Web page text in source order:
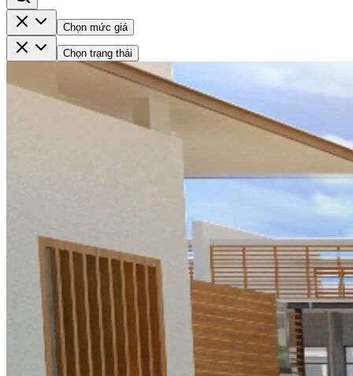
Chọn mức giá
Chọn trạng thái